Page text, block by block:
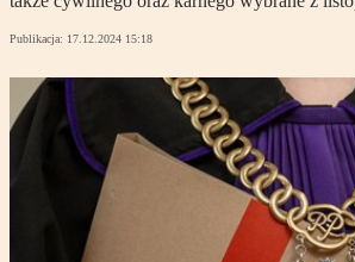
Publikacja: 17.12.2024 15:18